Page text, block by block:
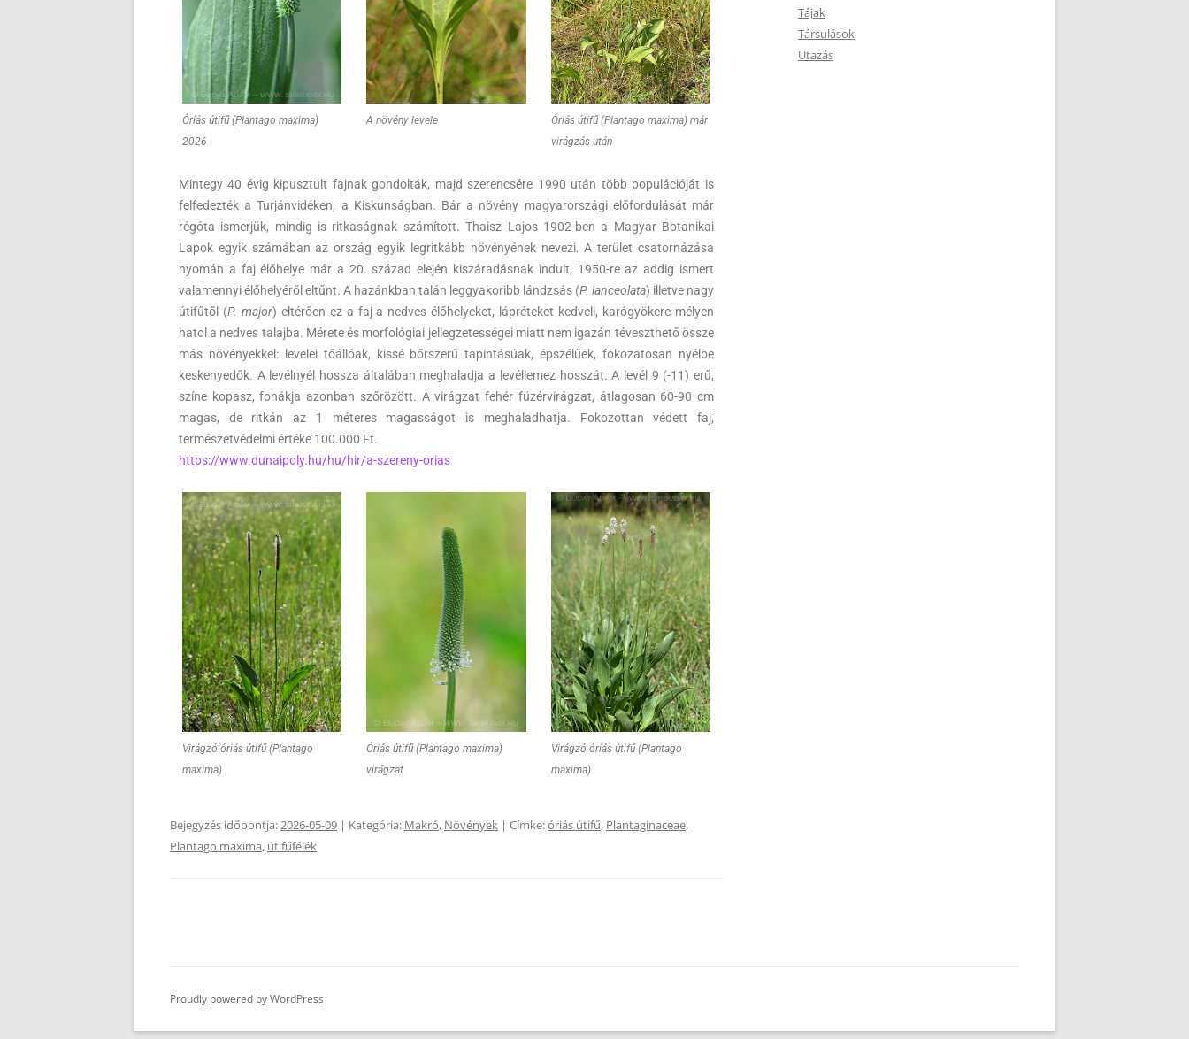
Óriás útifű (Plantago maxima)
2026
A növény levele
Óriás útifű (Plantago maxima) már
virágzás után
Mintegy 40 évig kipusztult fajnak gondolták, majd szerencsére 1990 után több populációját is
felfedezték a Turjánvidéken, a Kiskunságban. Bár a növény magyarországi előfordulását már
régóta ismerjük, mindig is ritkaságnak számított. Thaisz Lajos 1902-ben a Magyar Botanikai
Lapok egyik számában az ország egyik legritkább növényének nevezi. A terület csatornázása
nyomán a faj élőhelye már a 20. század elején kiszáradásnak indult, 1950-re az addig ismert
valamennyi élőhelyéről eltűnt. A hazánkban talán leggyakoribb lándzsás (P. lanceolata) illetve nagy
útifűtől (P. major) eltérően ez a faj a nedves élőhelyeket, lápréteket kedveli, karógyökere mélyen
hatol a nedves talajba. Mérete és morfológiai jellegzetességei miatt nem igazán téveszthető össze
más növényekkel: levelei tőállóak, kissé bőrszerű tapintásúak, épszélűek, fokozatosan nyélbe
keskenyedők. A levélnyél hossza általában meghaladja a levéllemez hosszát. A levél 9 (-11) erű,
színe kopasz, fonákja azonban szőrözött. A virágzat fehér füzérvirágzat, átlagosan 60-90 cm
magas, de ritkán az 1 méteres magasságot is meghaladhatja. Fokozottan védett faj,
természetvédelmi értéke 100.000 Ft.
https://www.dunaipoly.hu/hu/hir/a-szereny-orias
Virágzó óriás útifű (Plantago
maxima)
Óriás útifű (Plantago maxima)
virágzat
Virágzó óriás útifű (Plantago
maxima)
Bejegyzés időpontja:2026-05-09 | Kategória: Makró, Növények | Címke:óriás útifű, Plantaginaceae,
Plantago maxima, útifűfélék
Tájak
Társulások
Utazás
Proudly powered by WordPress